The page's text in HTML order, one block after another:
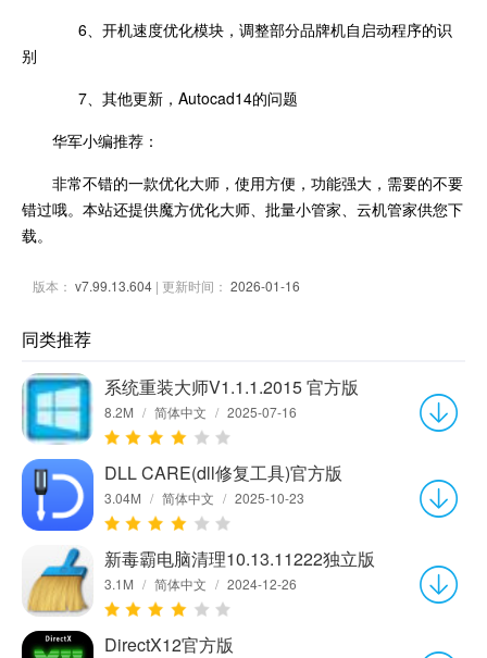
6、开机速度优化模块，调整部分品牌机自启动程序的识
别
7、其他更新，Autocad14的问题
华军小编推荐：
非常不错的一款优化大师，使用方便，功能强大，需要的不要
错过哦。本站还提供魔方优化大师、批量小管家、云机管家供您下
载。
版本： v7.99.13.604 | 更新时间： 2026-01-16
同类推荐
系统重装大师V1.1.1.2015 官方版
8.2M / 简体中文 / 2025-07-16
DLL CARE(dll修复工具)官方版
3.04M / 简体中文 / 2025-10-23
新毒霸电脑清理10.13.11222独立版
3.1M / 简体中文 / 2024-12-26
DirectX12官方版